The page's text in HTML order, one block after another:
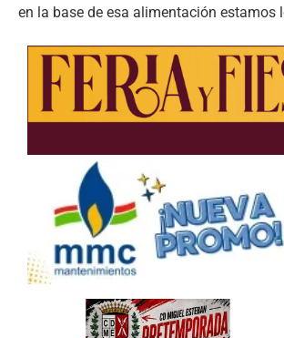
en la base de esa alimentación estamos